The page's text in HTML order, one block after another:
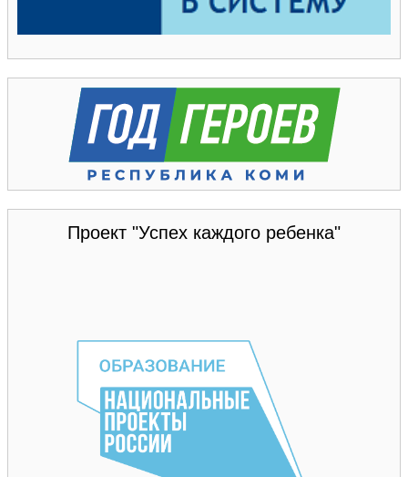
Проект "Успех каждого ребенка"